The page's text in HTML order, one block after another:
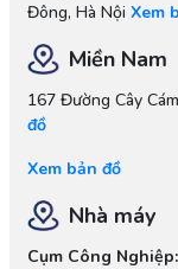
Đông, Hà Nội Xem
Miền Nam
167 Đường Cây
đồ
Xem bản đồ
Nhà máy
Cụm Công Nghiệp: